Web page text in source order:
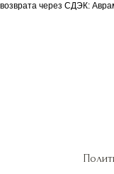
возврата через СДЭК: